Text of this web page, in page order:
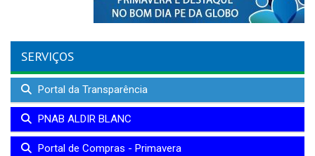
SERVIÇOS
Portal da Transparência
PNAB ALDIR BLANC
Portal de Compras - Primavera